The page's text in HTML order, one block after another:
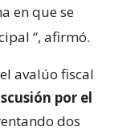
en que se
“, afirmó.
avalúo fiscal
por el
dos